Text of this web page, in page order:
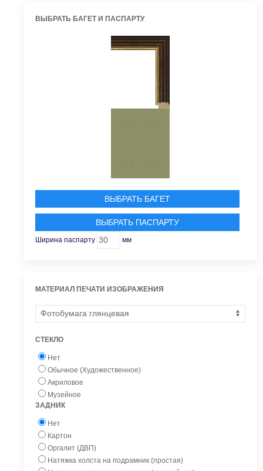
ВЫБРАТЬ БАГЕТ И ПАСПАРТУ
ВЫБРАТЬ БАГЕТ
ВЫБРАТЬ ПАСПАРТУ
Ширина паспарту мм
МАТЕРИАЛ ПЕЧАТИ ИЗОБРАЖЕНИЯ
СТЕКЛО
Нет
Обычное (Художественное)
Акриловое
Музейное
ЗАДНИК
Нет
Картон
Оргалит (ДВП)
Натяжка холста на подрамник (простая)